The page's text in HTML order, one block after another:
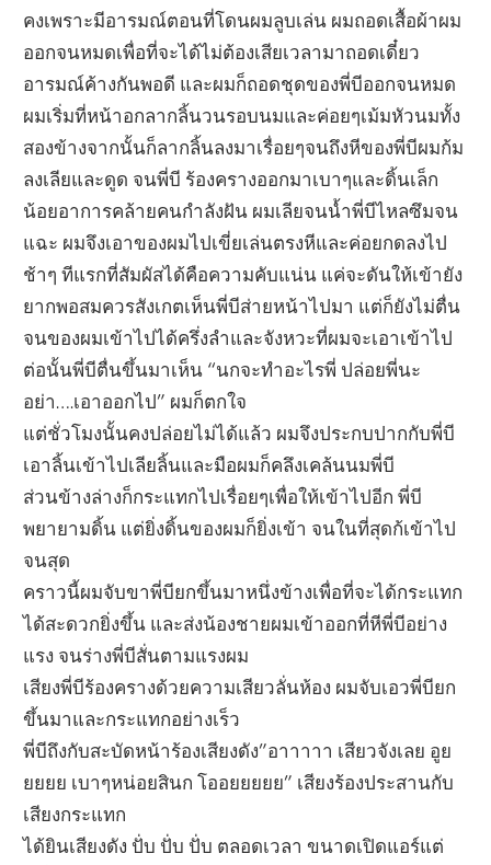
คงเพราะมีอารมณ์ตอนที่โดนผมลูบเล่น ผมถอดเสื้อผ้าผม
ออกจนหมดเพื่อที่จะได้ไม่ต้องเสียเวลามาถอดเดี๋ยว
อารมณ์ค้างกันพอดี และผมก็ถอดชุดของพี่บีออกจนหมด
ผมเริ่มที่หน้าอกลากลิ้นวนรอบนมและค่อยๆเม้มหัวนมทั้ง
สองข้างจากนั้นก็ลากลิ้นลงมาเรื่อยๆจนถึงหีของพี่บีผมก้ม
ลงเลียและดูด จนพี่บี ร้องครางออกมาเบาๆและดิ้นเล็ก
น้อยอาการคล้ายคนกำลังฝัน ผมเลียจนน้ำพี่บีไหลซึมจน
แฉะ ผมจึงเอาของผมไปเขี่ยเล่นตรงหีและค่อยกดลงไป
ช้าๆ ทีแรกที่สัมผัสได้คือความคับแน่น แค่จะดันให้เข้ายัง
ยากพอสมควรสังเกตเห็นพี่บีส่ายหน้าไปมา แต่ก็ยังไม่ตื่น
จนของผมเข้าไปได้ครึ่งลำและจังหวะที่ผมจะเอาเข้าไป
ต่อนั้นพี่บีตื่นขึ้นมาเห็น “นกจะทำอะไรพี่ ปล่อยพี่นะ
อย่า….เอาออกไป” ผมก็ตกใจ
แต่ชั่วโมงนั้นคงปล่อยไม่ได้แล้ว ผมจึงประกบปากกับพี่บี
เอาลิ้นเข้าไปเลียลิ้นและมือผมก็คลึงเคล้นนมพี่บี
ส่วนข้างล่างก็กระแทกไปเรื่อยๆเพื่อให้เข้าไปอีก พี่บี
พยายามดิ้น แต่ยิ่งดิ้นของผมก็ยิ่งเข้า จนในที่สุดก้เข้าไป
จนสุด
คราวนี้ผมจับขาพี่บียกขึ้นมาหนึ่งข้างเพื่อที่จะได้กระแทก
ได้สะดวกยิ่งขึ้น และส่งน้องชายผมเข้าออกที่หีพี่บีอย่าง
แรง จนร่างพี่บีสั่นตามแรงผม
เสียงพี่บีร้องครางด้วยความเสียวลั่นห้อง ผมจับเอวพี่บียก
ขึ้นมาและกระแทกอย่างเร็ว
พี่บีถึงกับสะบัดหน้าร้องเสียงดัง”อาาาาา เสียวจังเลย อูย
ยยยย เบาๆหน่อยสินก โออยยยยย” เสียงร้องประสานกับ
เสียงกระแทก
ได้ยินเสียงดัง ปั่บ ปั่บ ปั่บ ตลอดเวลา ขนาดเปิดแอร์แต่